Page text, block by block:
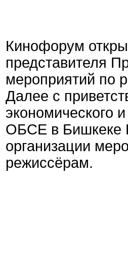
Кинофорум
представителя
мероприятий по
Далее с
экономического
ОБСЕ в Бишкеке
организации
режиссёрам.